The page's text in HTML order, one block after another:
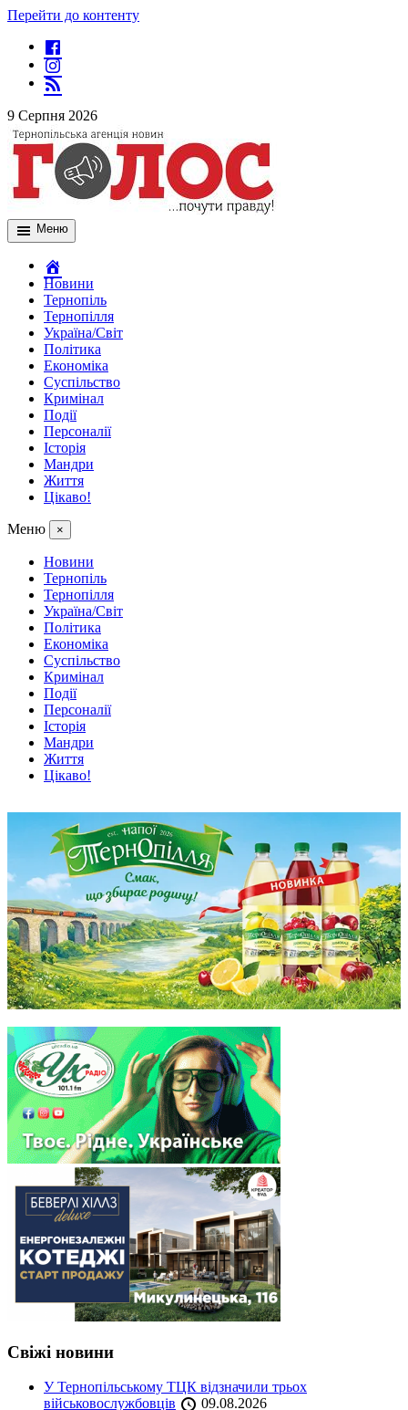
Перейти до контенту
9 Серпня 2026
Меню
Новини
Тернопіль
Тернопілля
Україна/Світ
Політика
Економіка
Суспільство
Кримінал
Події
Персоналії
Історія
Мандри
Життя
Цікаво!
Меню ×
Новини
Тернопіль
Тернопілля
Україна/Світ
Політика
Економіка
Суспільство
Кримінал
Події
Персоналії
Історія
Мандри
Життя
Цікаво!
Свіжі новини
У Тернопільському ТЦК відзначили трьох
військовослужбовців
09.08.2026